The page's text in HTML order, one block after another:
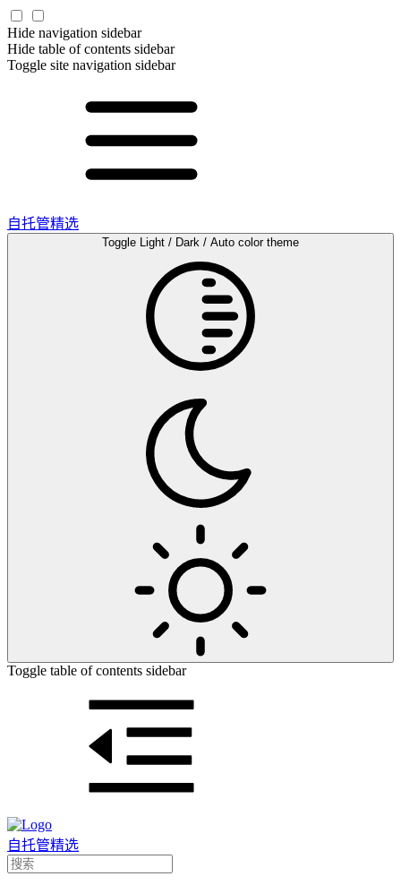
Hide navigation sidebar
Hide table of contents sidebar
Toggle site navigation sidebar
自托管精选
Toggle Light / Dark / Auto color theme
Toggle table of contents sidebar
自托管精选